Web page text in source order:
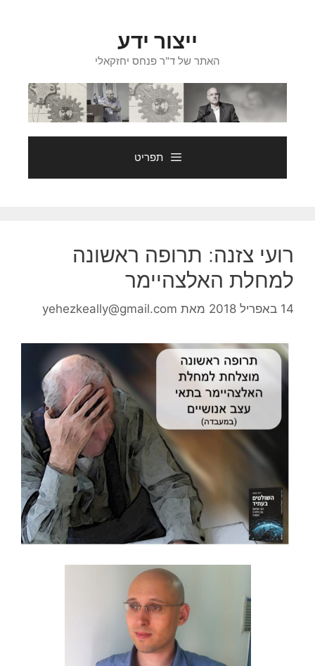
ייצור ידע
האתר של ד"ר פנחס יחזקאלי
תפריט
רועי צזנה: תרופה ראשונה
למחלת האלצהיימר
14 באפריל 2018 מאת yehezkeally@gmail.com